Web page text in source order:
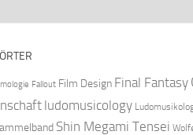
Fallout Film Design Final Fantasy
ludomusicology
Shin Megami Tensei